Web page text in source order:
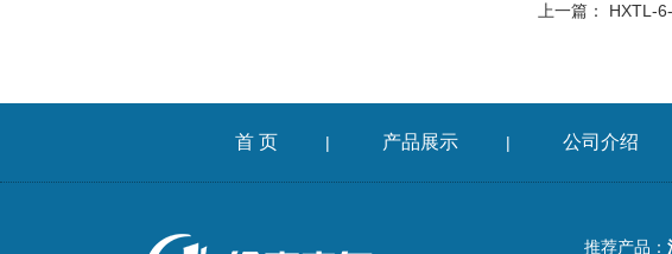
上一篇： HXTL-
首 页 | 产品展示 | 公司介绍
推荐产品：